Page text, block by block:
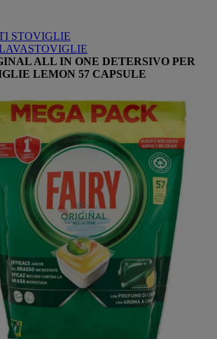
STOVIGLIE
ALL IN ONE DETERSIVO PER
LEMON 57 CAPSULE